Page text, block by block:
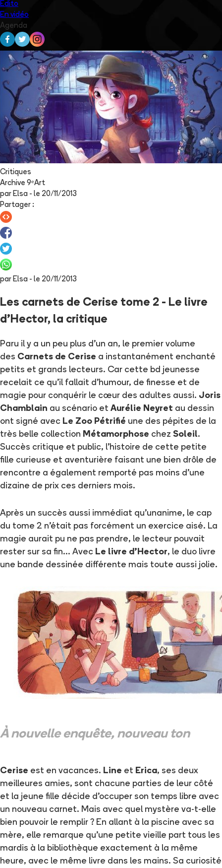
Edito
En vidéo
Agenda
Critiques
Archive 9ᵉArt
par Elsa - le 20/11/2013
Partager :
par Elsa - le 20/11/2013
Les carnets de Cerise tome 2 - Le livre
d'Hector, la critique
Paru il y a un peu plus d'un an, le premier volume
des Carnets de Cerise a instantanément enchanté
petits et grands lecteurs. Car cette bd jeunesse
recelait ce qu'il fallait d'humour, de finesse et de
magie pour conquérir le cœur des adultes aussi. Joris
Chamblain au scénario et Aurélie Neyret au dessin
ont signé avec Le Zoo Pétrifié une des pépites de la
très belle collection Métamorphose chez Soleil.
Succès critique et public, l'histoire de cette petite
fille curieuse et aventurière faisant une bien drôle de
rencontre a également remporté pas moins d'une
dizaine de prix ces derniers mois.
Après un succès aussi immédiat qu'unanime, le cap
du tome 2 n'était pas forcément un exercice aisé. La
magie aurait pu ne pas prendre, le lecteur pouvait
rester sur sa fin... Avec Le livre d’Hector, le duo livre
une bande dessinée différente mais toute aussi jolie.
À nouvelle enquête, nouveau ton
Cerise est en vacances. Line et Erica, ses deux
meilleures amies, sont chacune parties de leur côté
et la jeune fille décide d'occuper son temps libre avec
un nouveau carnet. Mais avec quel mystère va-t-elle
bien pouvoir le remplir ? En allant à la piscine avec sa
mère, elle remarque qu'une petite vieille part tous les
mardis à la bibliothèque exactement à la même
heure, avec le même livre dans les mains. Sa curiosité